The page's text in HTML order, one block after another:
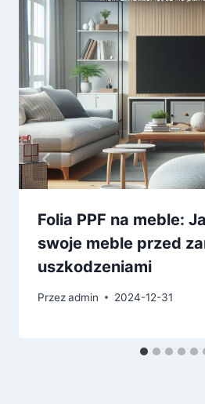
Folia PPF na meble:
swoje meble przed
uszkodzeniami
Przezadmin 2024-12-31